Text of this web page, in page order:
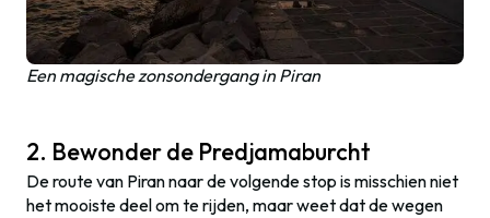
Een magische zonsondergang in Piran
2. Bewonder de Predjamaburcht
De route van Piran naar de volgende stop is misschien niet
het mooiste deel om te rijden, maar weet dat de wegen